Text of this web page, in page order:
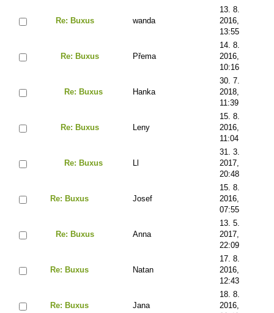
Re: Buxus wanda
13. 8.
2016,
13:55
Re: Buxus Přema
14. 8.
2016,
10:16
Re: Buxus Hanka
30. 7.
2018,
11:39
Re: Buxus Leny
15. 8.
2016,
11:04
Re: Buxus
31. 3.
2017,
20:48
Re: Buxus Josef
15. 8.
2016,
07:55
Re: Buxus Anna
13. 5.
2017,
22:09
Re: Buxus Natan
17. 8.
2016,
12:43
Re: Buxus Jana
18. 8.
2016,